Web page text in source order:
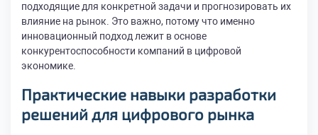
подходящие для конкретной задачи и прогнозировать их
влияние на рынок. Это важно, потому что именно
инновационный подход лежит в основе
конкурентоспособности компаний в цифровой
экономике.
Практические навыки разработки
решений для цифрового рынка